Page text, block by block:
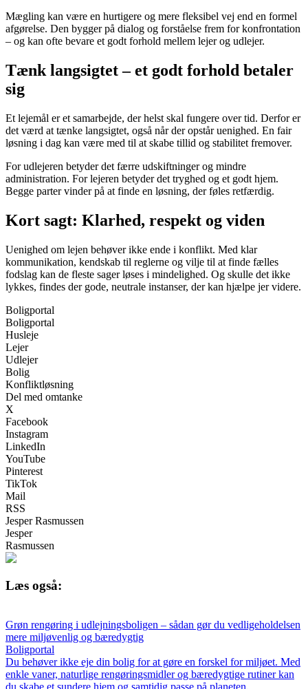
Mægling kan være en hurtigere og mere fleksibel vej end en formel
afgørelse. Den bygger på dialog og forståelse frem for konfrontation
– og kan ofte bevare et godt forhold mellem lejer og udlejer.
Tænk langsigtet – et godt forhold betaler
sig
Et lejemål er et samarbejde, der helst skal fungere over tid. Derfor er
det værd at tænke langsigtet, også når der opstår uenighed. En fair
løsning i dag kan være med til at skabe tillid og stabilitet fremover.
For udlejeren betyder det færre udskiftninger og mindre
administration. For lejeren betyder det tryghed og et godt hjem.
Begge parter vinder på at finde en løsning, der føles retfærdig.
Kort sagt: Klarhed, respekt og viden
Uenighed om lejen behøver ikke ende i konflikt. Med klar
kommunikation, kendskab til reglerne og vilje til at finde fælles
fodslag kan de fleste sager løses i mindelighed. Og skulle det ikke
lykkes, findes der gode, neutrale instanser, der kan hjælpe jer videre.
Boligportal
Boligportal
Husleje
Lejer
Udlejer
Bolig
Konfliktløsning
Del med omtanke
X
Facebook
Instagram
LinkedIn
YouTube
Pinterest
TikTok
Mail
RSS
Jesper Rasmussen
Jesper
Rasmussen
Læs også:
Grøn rengøring i udlejningsboligen – sådan gør du vedligeholdelsen
mere miljøvenlig og bæredygtig
Boligportal
Du behøver ikke eje din bolig for at gøre en forskel for miljøet. Med
enkle vaner, naturlige rengøringsmidler og bæredygtige rutiner kan